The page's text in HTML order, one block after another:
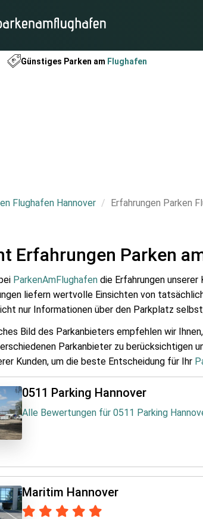
Günstiges Parken am Flughafen
Flughafen Hannover Erfahrungen Parken
Erfahrungen Parken
ParkenAmFlughafen die Erfahrungen
liefern wertvolle Einsichten von
nur Informationen über den Parkplatz
Bild des Parkanbieters empfehlen wir
Parkanbieter zu berücksichtigen
Kunden, um die beste Entscheidung für Ihr
0511 Parking Hannover
Alle Bewertungen für 0511 Parking
Maritim Hannover